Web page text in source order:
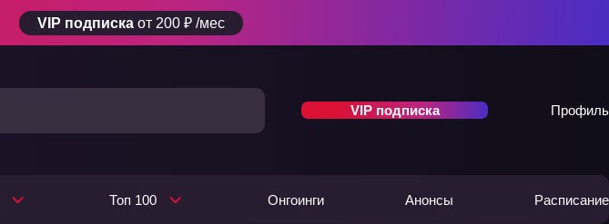
VIP подписка от 200 ₽ /мес
VIP подписка Профиль
Топ 100 Онгоинги Анонсы Расписание